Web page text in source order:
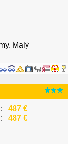
Malý
487 €
487 €